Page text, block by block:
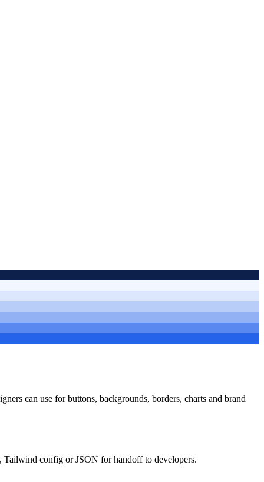
can use for buttons, backgrounds, borders, charts and brand
Tailwind config or JSON for handoff to developers.